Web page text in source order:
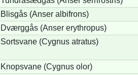
Blisgås (Anser albifrons)
Dværggås (Anser erythropus)
Sortsvane (Cygnus atratus)
Knopsvane (Cygnus olor)